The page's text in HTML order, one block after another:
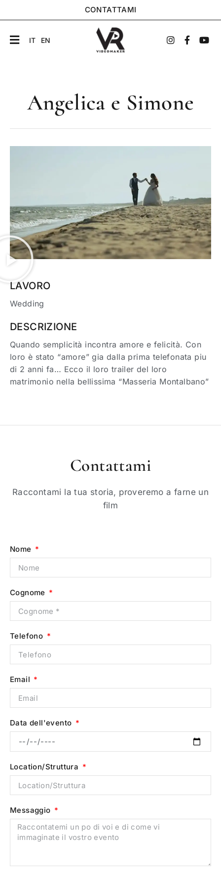
CONTATTAMI
IT EN
Angelica e Simone
LAVORO
Wedding
DESCRIZIONE
Quando semplicità incontra amore e felicità. Con
loro è stato “amore” gia dalla prima telefonata piu
di 2 anni fa… Ecco il loro trailer del loro
matrimonio nella bellissima “Masseria Montalbano”
Contattami
Raccontami la tua storia, proveremo a farne un
film
Nome
Cognome
Telefono
Email
Data dell'evento
Location/Struttura
Messaggio